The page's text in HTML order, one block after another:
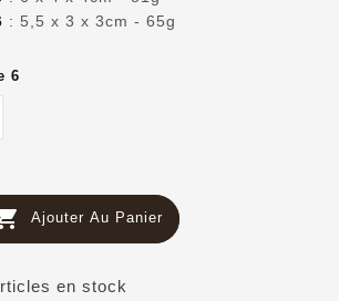
: 5,5 x 3 x 3cm - 65g
6
Ajouter Au Panier
en stock